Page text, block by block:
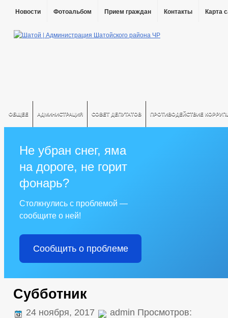
Новости Фотоальбом Прием граждан Контакты Карта
ОБЩЕЕ АДМИНИСТРАЦИЯ СОВЕТ ДЕПУТАТОВ ПРОТИВОДЕЙСТВИЕ
Не убран снег, яма
на дороге, не горит
фонарь?
Столкнулись с проблемой —
сообщите о ней!
Сообщить о проблеме
Субботник
24 ноября, 2017 admin Просмотров: